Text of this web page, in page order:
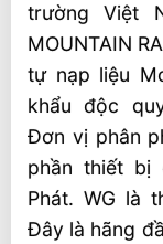
Liệu
trường Việt
MOUNTAIN
tự nạp liệu
khẩu độc
Đơn vị phân
phần thiết bị
Phát. WG là
Đây là hãng